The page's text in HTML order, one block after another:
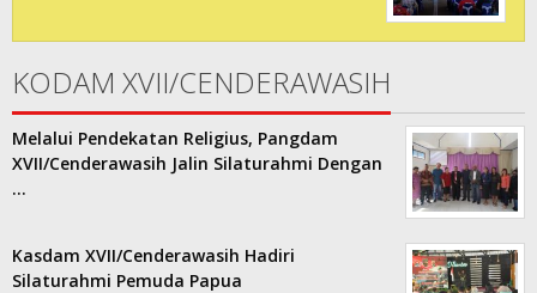
KODAM XVII/CENDERAWASIH
Melalui Pendekatan Religius, Pangdam
XVII/Cenderawasih Jalin Silaturahmi Dengan
…
Kasdam XVII/Cenderawasih Hadiri
Silaturahmi Pemuda Papua